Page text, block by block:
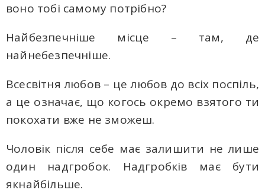
воно тобі самому потрібно?
Найбезпечніше місце – там, де
найнебезпечніше.
Всесвітня любов – це любов до всіх поспіль,
а це означає, що когось окремо взятого ти
покохати вже не зможеш.
Чоловік після себе має залишити не лише
один надгробок. Надгробків має бути
якнайбільше.